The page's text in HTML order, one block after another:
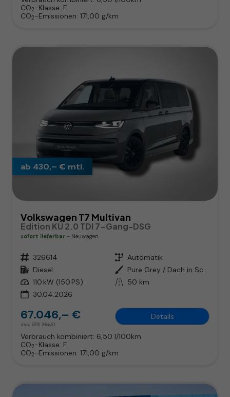
CO2-Klasse: F
CO2-Emissionen: 171,00 g/km
ab 430,– € mtl.
Volkswagen T7 Multivan
Edition KÜ 2.0 TDI 7-Gang-DSG
sofort lieferbar Neuwagen
Fahrzeugnr. 326614 Getriebe Automatik
Kraftstoff Diesel Außenfarbe
Pure Grey / Dach in Schwarz
Leistung 110 kW (150 PS) Kilometerstand 50 km
30.04.2026
67.046,– €
incl. 19% MwSt.
Details
Verbrauch kombiniert: 6,50 l/100km
CO2-Klasse: F
CO2-Emissionen: 171,00 g/km